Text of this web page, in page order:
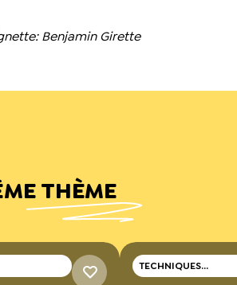
Benjamin Girette
THÈME
TECHNIQUES
PROFESSIONNELLES